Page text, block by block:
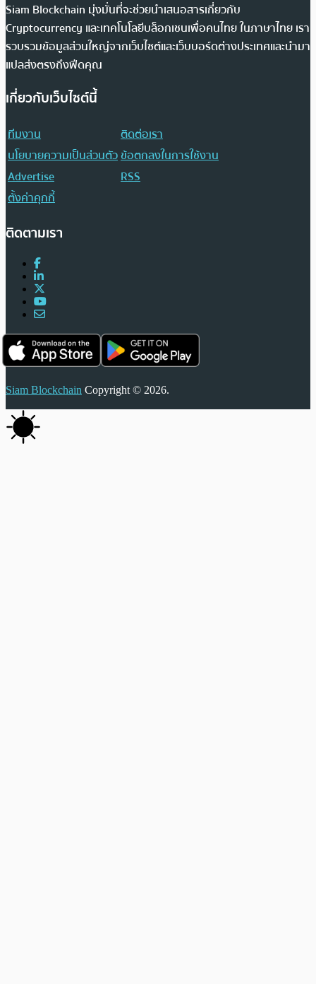
Siam Blockchain มุ่งมั่นที่จะช่วยนำเสนอสารเกี่ยวกับ
Cryptocurrency และเทคโนโลยีบล็อกเชนเพื่อคนไทย ในภาษาไทย เรา
รวบรวมข้อมูลส่วนใหญ่จากเว็บไซต์และเว็บบอร์ดต่างประเทศและนำมา
แปลส่งตรงถึงฟีดคุณ
เกี่ยวกับเว็บไซต์นี้
ทีมงาน
ติดต่อเรา
นโยบายความเป็นส่วนตัวข้อตกลงในการใช้งาน
Advertise
RSS
ตั้งค่าคุกกี้
ติดตามเรา
Siam Blockchain Copyright © 2026.